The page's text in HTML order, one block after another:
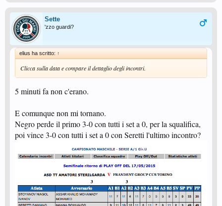
Sette
'zzo guardi?
elius ha scritto: ↑
Clicca sulla data e compare il dettaglio degli incontri.
5 minuti fa non c'erano.
E comunque non mi tornano.
Negro perde il primo 3-0 con tutti i set a 0, per la squalifica,
poi vince 3-0 con tutti i set a 0 con Seretti l'ultimo incontro?